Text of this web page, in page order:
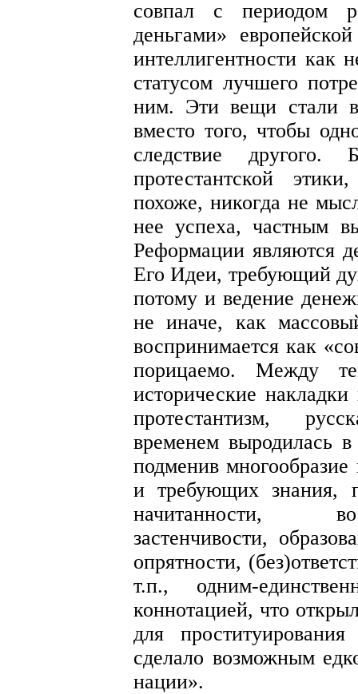
совпал с периодом
деньгами»
интеллигентности как
статусом лучшего
ним. Эти вещи стали
вместо того, чтобы
следствие
протестантской
похоже, никогда не
нее успеха, частным
Реформации являются
Его Идеи, требующий
потому и ведение
не иначе, как
воспринимается как
порицаемо. Между
исторические
протестантизм,
временем выродилась
подменив
и требующих знания,
начитанности,
застенчивости,
опрятности,
т.п., одним-
коннотацией, что
для
сделало возможным
нации».